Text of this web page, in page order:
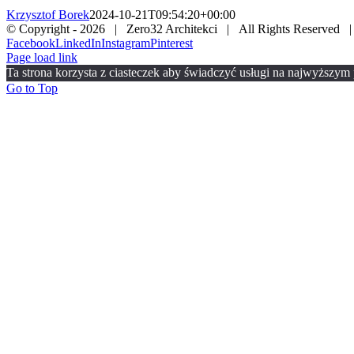
Krzysztof Borek2024-10-21T09:54:20+00:00
© Copyright - 2026 | Zero32 Architekci | All Rights Reserved |
FacebookLinkedInInstagramPinterest
Page load link
Ta strona korzysta z ciasteczek aby świadczyć usługi na
Go to Top